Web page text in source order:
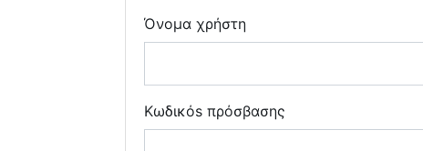
Όνομα χρήστη
Κωδικόs πρόσβασης